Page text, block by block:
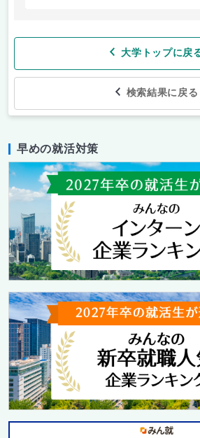
大学トップに戻
検索結果に戻る
早めの就活対策